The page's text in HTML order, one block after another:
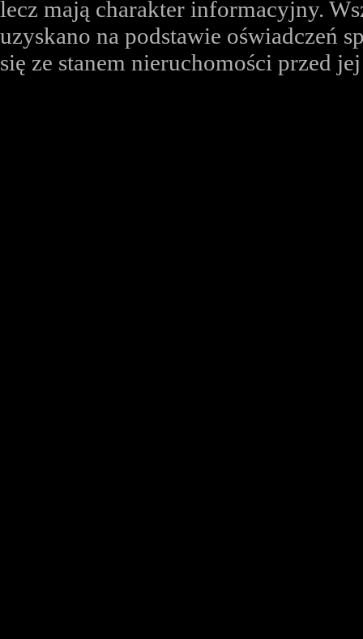
lecz mają charakter informacyjny.
uzyskano na podstawie oświadczeń
się ze stanem nieruchomości przed